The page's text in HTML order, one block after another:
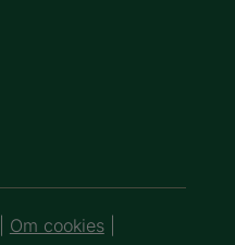
Om cookies|